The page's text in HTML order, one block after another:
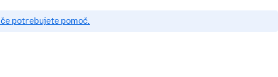
potrebujete pomoč.